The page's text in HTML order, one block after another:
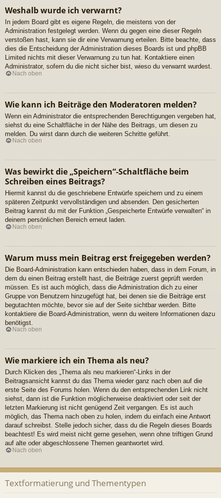
Weshalb wurde ich verwarnt?
In jedem Board gibt es eigene Regeln, die meistens von der
Administration festgelegt werden. Wenn du gegen eine dieser Regeln
verstoßen hast, kann sie dir eine Verwarnung erteilen. Bitte beachte, dass
dies die Entscheidung der Administration dieses Boards ist und phpBB
Limited nichts mit dieser Verwarnung zu tun hat. Kontaktiere einen
Administrator, sofern du die nicht sicher bist, wieso du verwarnt wurdest.
Nach oben
Wie kann ich Beiträge den Moderatoren melden?
Wenn ein Administrator die entsprechenden Berechtigungen vergeben hat,
siehst du eine Schaltfläche in der Nähe des Beitrags, um diesen zu
melden. Du wirst dann durch die weiteren Schritte geführt.
Nach oben
Was bewirkt die „Speichern“-Schaltfläche beim
Schreiben eines Beitrags?
Hiermit kannst du die geschriebene Entwürfe speichern und zu einem
späteren Zeitpunkt vervollständigen und absenden. Den gesicherten
Beitrag kannst du mit der Funktion „Gespeicherte Entwürfe verwalten“ in
deinem persönlichen Bereich erneut laden.
Nach oben
Warum muss mein Beitrag erst freigegeben werden?
Die Board-Administration kann entschieden haben, dass in dem Forum, in
dem du einen Beitrag erstellt hast, die Beiträge zuerst geprüft werden
müssen. Es ist auch möglich, dass die Administration dich zu einer
Gruppe von Benutzern hinzugefügt hat, bei denen sie die Beiträge erst
begutachten möchte, bevor sie auf der Seite sichtbar werden. Bitte
kontaktiere die Board-Administration, wenn du weitere Informationen dazu
benötigst.
Nach oben
Wie markiere ich ein Thema als neu?
Durch Klicken des „Thema als neu markieren“-Links in der
Beitragsansicht kannst du das Thema wieder ganz nach oben auf die
erste Seite des Forums holen. Wenn du den entsprechenden Link nicht
siehst, dann ist die Funktion möglicherweise deaktiviert oder seit der
letzten Markierung ist nicht genügend Zeit vergangen. Es ist auch
möglich, das Thema nach oben zu holen, indem du einfach eine Antwort
darauf schreibst. Stelle jedoch sicher, dass du die Regeln dieses Boards
beachtest! Es wird meist nicht gerne gesehen, wenn ohne triftigen Grund
auf alte oder abgeschlossene Themen geantwortet wird.
Nach oben
Textformatierung und Thementypen